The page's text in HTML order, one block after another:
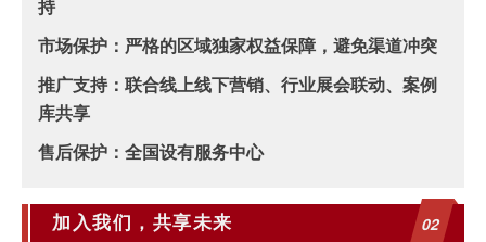
持
市场保护：严格的区域独家权益保障，避免渠道冲突
推广支持：联合线上线下营销、行业展会联动、案例
库共享
售后保护：全国设有服务中心
加 入我们，共享未来 02